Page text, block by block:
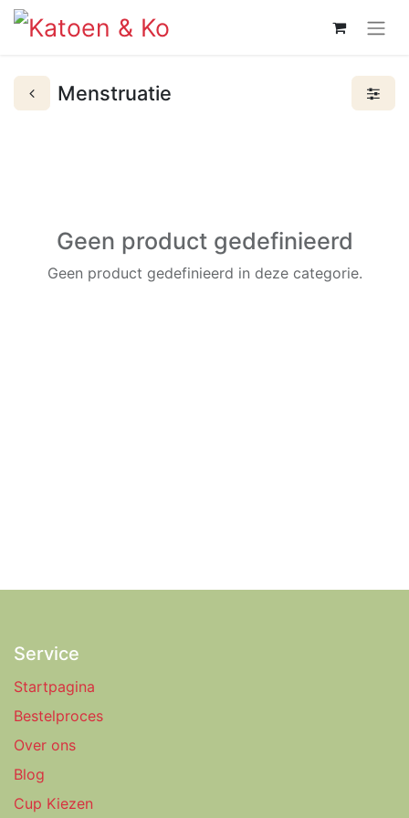
Menstruatie
Geen product gedefinieerd
Geen product gedefinieerd in deze categorie.
Service
Startpagina
Bestelproces
Over ons
Blog
Cup Kiezen